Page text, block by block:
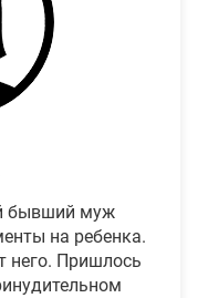
бывший муж
на ребенка.
него. Пришлось